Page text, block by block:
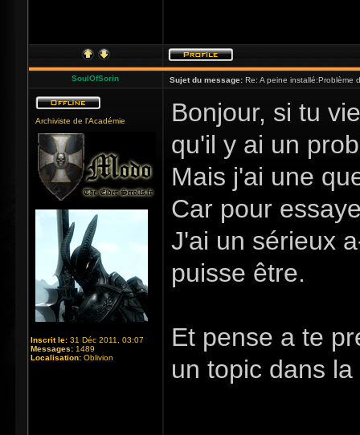
SoulOfSorin Sujet du message: Re: A peine installé:Problème
Archiviste de l'Académie
Inscrit le: 31 Déc 2011, 03:07
Messages: 1489
Localisation: Oblivion
Bonjour, si tu
qu'il y ai un
Mais j'ai une
Car pour
J'ai un sérieux
puisse être.
Et pense a te
un topic dans